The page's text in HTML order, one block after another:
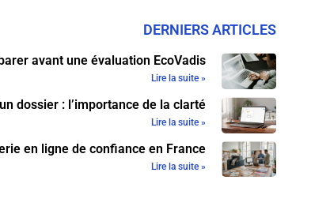
DERNIERS ARTICLES
avant une évaluation EcoVadis
Lire la suite »
dossier : l’importance de la clarté
Lire la suite »
en ligne de confiance en France
Lire la suite »